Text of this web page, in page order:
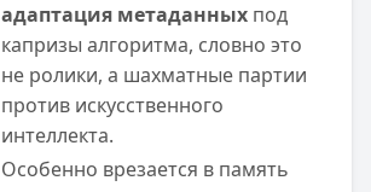
адаптация метаданныхпод
капризы алгоритма, словно это
не ролики, а шахматные партии
против искусственного
интеллекта.
Особенно врезается в память